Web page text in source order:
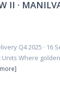
II ·
Q4 2025 · 16
Units Where